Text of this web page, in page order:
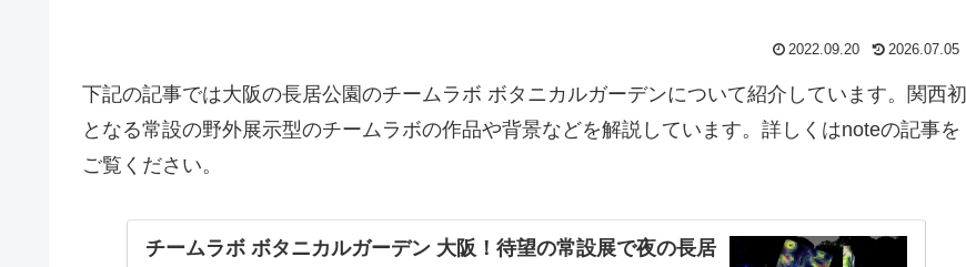
2022.09.20 2026.07.05
下記の記事では大阪の長居公園のチームラボ ボタニカルガーデンについて紹介しています。関西初
となる常設の野外展示型のチームラボの作品や背景などを解説しています。詳しくはnoteの記事を
ご覧ください。
チームラボ ボタニカルガーデン 大阪！待望の常設展で夜の長居